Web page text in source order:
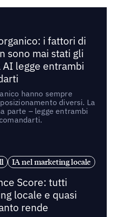
i fattori di
sono mai stati gli
legge entrambi
hanno sempre
diversi. La
parte – legge entrambi
IA nel marketing locale
Score: tutti
locale e quasi
rende